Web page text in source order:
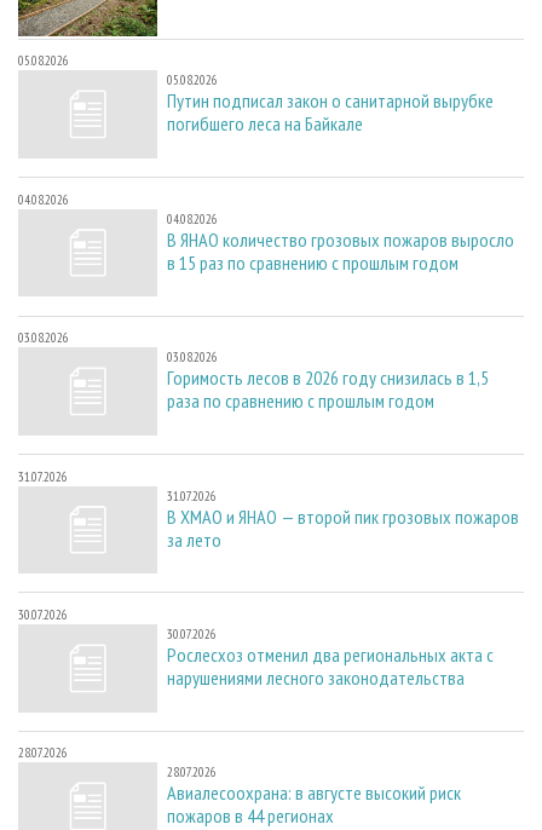
05.08.2026
05.08.2026
Путин подписал закон о санитарной вырубке
погибшего леса на Байкале
04.08.2026
04.08.2026
В ЯНАО количество грозовых пожаров выросло
в 15 раз по сравнению с прошлым годом
03.08.2026
03.08.2026
Горимость лесов в 2026 году снизилась в 1,5
раза по сравнению с прошлым годом
31.07.2026
31.07.2026
В ХМАО и ЯНАО — второй пик грозовых пожаров
за лето
30.07.2026
30.07.2026
Рослесхоз отменил два региональных акта с
нарушениями лесного законодательства
28.07.2026
28.07.2026
Авиалесоохрана: в августе высокий риск
пожаров в 44 регионах